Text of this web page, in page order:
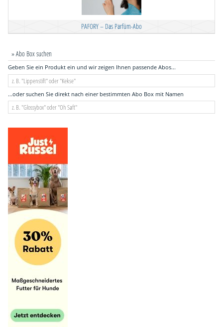
PAFORY – Das Parfüm-Abo
» Abo Box suchen
Geben Sie ein Produkt ein und wir zeigen Ihnen passende Abos...
...oder suchen Sie direkt nach einer bestimmten Abo Box mit Namen